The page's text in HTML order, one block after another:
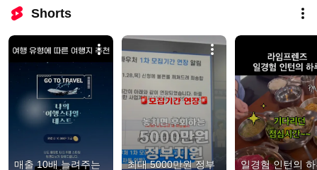
Shorts
매출 10배 늘려주는 최대 5000만원 정부 일경험 인턴의